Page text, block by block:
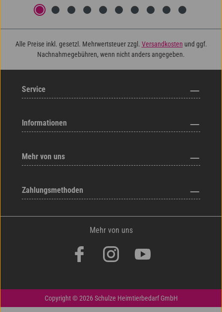
Alle Preise inkl. gesetzl. Mehrwertsteuer zzgl. Versandkosten und ggf.
Nachnahmegebühren, wenn nicht anders angegeben.
Service
Informationen
Mehr von uns
Zahlungsmethoden
Mehr von uns
Copyright © 2026 Schulze Heimtierbedarf GmbH